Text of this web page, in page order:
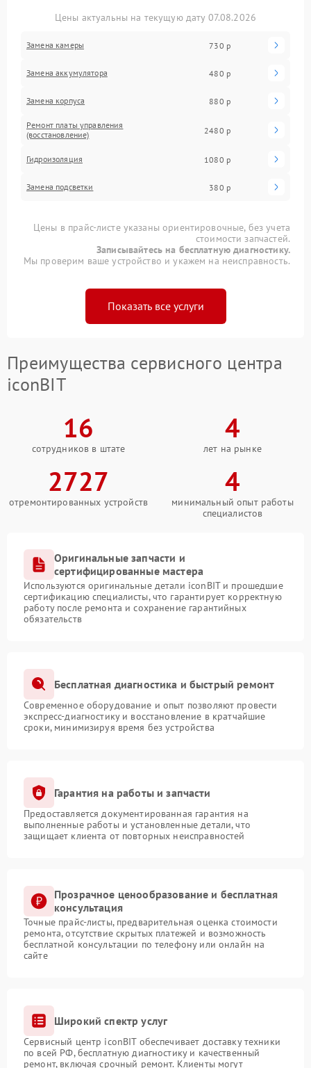
Цены актуальны на текущую дату 07.08.2026
Замена камеры 730 р
Замена аккумулятора 480 р
Замена корпуса 880 р
Ремонт платы управления
(восстановление)
2480 р
Гидроизоляция 1080 р
Замена подсветки 380 р
Цены в прайс-листе указаны ориентировочные, без учета
стоимости запчастей.
Записывайтесь на бесплатную диагностику.
Мы проверим ваше устройство и укажем на неисправность.
Показать все услуги
Преимущества сервисного центра
iconBIT
16
сотрудников в штате
4
лет на рынке
2727
отремонтированных устройств
4
минимальный опыт работы
специалистов
Оригинальные запчасти и
сертифицированные мастера
Используются оригинальные детали iconBIT и прошедшие
сертификацию специалисты, что гарантирует корректную
работу после ремонта и сохранение гарантийных
обязательств
Бесплатная диагностика и быстрый ремонт
Современное оборудование и опыт позволяют провести
экспресс-диагностику и восстановление в кратчайшие
сроки, минимизируя время без устройства
Гарантия на работы и запчасти
Предоставляется документированная гарантия на
выполненные работы и установленные детали, что
защищает клиента от повторных неисправностей
Прозрачное ценообразование и бесплатная
консультация
Точные прайс-листы, предварительная оценка стоимости
ремонта, отсутствие скрытых платежей и возможность
бесплатной консультации по телефону или онлайн на
сайте
Широкий спектр услуг
Сервисный центр iconBIT обеспечивает доставку техники
по всей РФ, бесплатную диагностику и качественный
ремонт, включая срочный ремонт. Клиенты могут